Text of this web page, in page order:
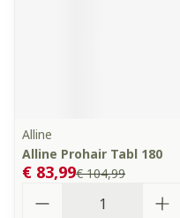
Alline
Alline Prohair Tabl 180
€ 104,99
€ 83,99